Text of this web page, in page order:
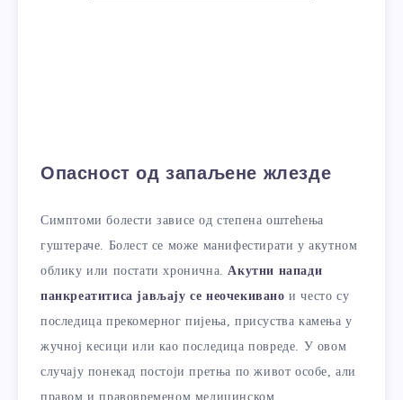
Опасност од запаљене жлезде
Симптоми болести зависе од степена оштећења
гуштераче. Болест се може манифестирати у акутном
облику или постати хронична.Акутни напади
панкреатитиса јављају се неочекивано и често су
последица прекомерног пијења, присуства камења у
жучној кесици или као последица повреде. У овом
случају понекад постоји претња по живот особе, али
правом и правовременом медицинском